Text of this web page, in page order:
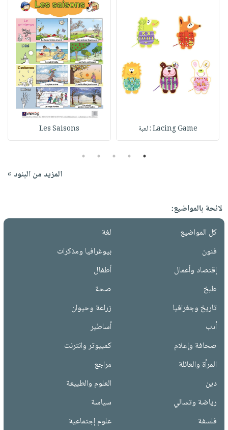
Lacing Game : لعبة Les Saisons
1
2
3
4
5
المزيد من البنود »
لائحة بالمواضيع:
كل المواضيع
لغة
فنون
بيوغرافيا ومذكرات
إقتصاد وأعمال
أطفال
طبخ
صحة
تاريخ وجغرافيا
زراعة وحيوان
أدب
أساطير
صحافة وإعلام
كمبيوتر وانترنت
المرأة والعائلة
مراجع
دين
العلوم والطبيعة
رياضة وتسالي
سياسة
فلسفة
علوم إجتماعية